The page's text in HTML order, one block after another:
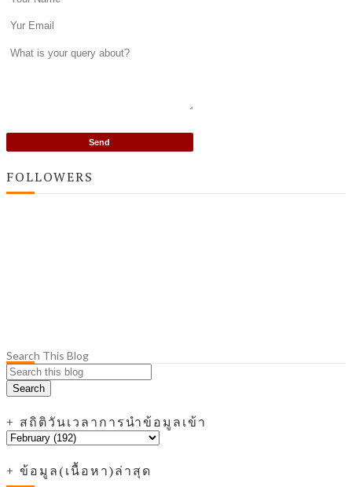
FOLLOWERS
Search This Blog
+ สถิติวันเวลาการนำข้อมูลเข้า
+ ข้อมูล(เนื้อหา)ล่าสุด